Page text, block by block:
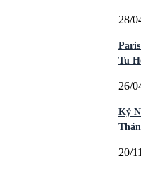
28/
Tu
26/
Kỷ
20/